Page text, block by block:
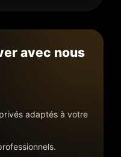
avec nous
adaptés à votre